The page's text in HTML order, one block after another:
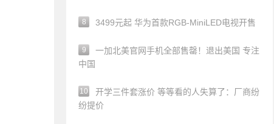
8 3499元起 华为首款RGB-MiniLED电视开售
9
一加北美官网手机全部售罄！退出美国 专注
中国
10
开学三件套涨价 等等看的人失算了：厂商纷
纷提价